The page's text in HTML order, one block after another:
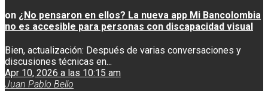
on ¿No pensaron en ellos? La nueva app Mi Bancolombia
no es accesible para personas con discapacidad visual
Bien, actualización: Después de varias conversaciones y
discusiones técnicas en...
Apr 10, 2026 a las 10:15 am
Juan Pablo Bello